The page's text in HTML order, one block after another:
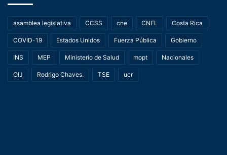
asamblea legislativa CCSS cne CNFL Costa Rica
COVID-19 Estados Unidos Fuerza Pública Gobierno
INS MEP Ministerio de Salud mopt Nacionales
OIJ Rodrigo Chaves. TSE ucr